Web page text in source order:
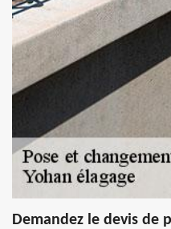
Demandez le devis de